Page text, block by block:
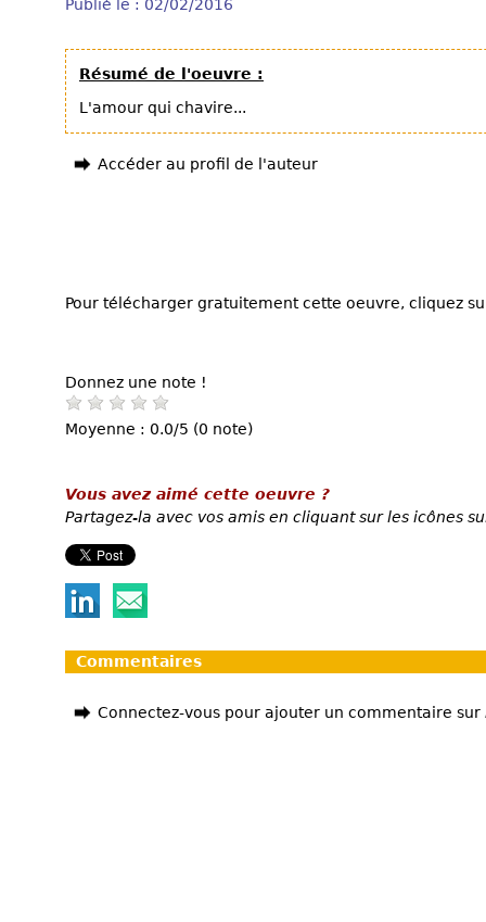
Publié le : 02/02/2016
Résumé de l'oeuvre :
L'amour qui chavire...
Accéder au profil de l'auteur
Pour télécharger gratuitement cette oeuvre, cliquez
Donnez une note !
Moyenne : 0.0/5 (0 note)
Vous avez aimé cette oeuvre ?
Partagez-la avec vos amis en cliquant sur les icônes
Commentaires
Connectez-vous pour ajouter un commentaire sur